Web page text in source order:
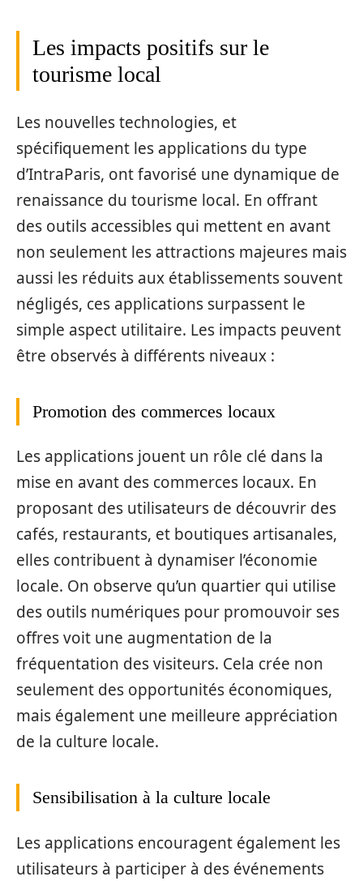
Les impacts positifs sur le
tourisme local
Les nouvelles technologies, et
spécifiquement les applications du type
d’IntraParis, ont favorisé une dynamique de
renaissance du tourisme local. En offrant
des outils accessibles qui mettent en avant
non seulement les attractions majeures mais
aussi les réduits aux établissements souvent
négligés, ces applications surpassent le
simple aspect utilitaire. Les impacts peuvent
être observés à différents niveaux :
Promotion des commerces locaux
Les applications jouent un rôle clé dans la
mise en avant des commerces locaux. En
proposant des utilisateurs de découvrir des
cafés, restaurants, et boutiques artisanales,
elles contribuent à dynamiser l’économie
locale. On observe qu’un quartier qui utilise
des outils numériques pour promouvoir ses
offres voit une augmentation de la
fréquentation des visiteurs. Cela crée non
seulement des opportunités économiques,
mais également une meilleure appréciation
de la culture locale.
Sensibilisation à la culture locale
Les applications encouragent également les
utilisateurs à participer à des événements